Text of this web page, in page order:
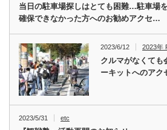
当日の駐車場探しはとても困難…駐車場
確保できなかった方へのお勧めアクセ…
2023/6/12 2023年
クルマがなくて
ーキットへのア
2023/5/31 etc